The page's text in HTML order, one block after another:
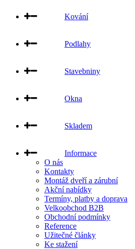
Kování
Podlahy
Stavebniny
Okna
Skladem
Informace
O nás
Kontakty
Montáž dveří a zárubní
Akční nabídky
Termíny, platby a doprava
Velkoobchod B2B
Obchodní podmínky
Reference
Užitečné články
Ke stažení